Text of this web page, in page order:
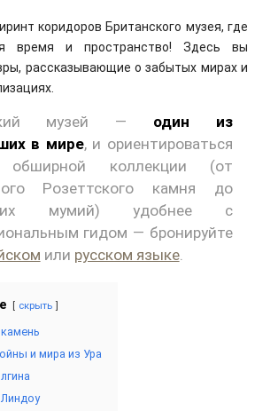
коридоров Британского музея, где
время и пространство! Здесь вы
рассказывающие о забытых мирах и
музей — один из
в мире, и ориентироваться
коллекции (от
Розеттского камня до
мумий) удобнее с
гидом — бронируйте
или русском языке.
скрыть
и мира из Ура